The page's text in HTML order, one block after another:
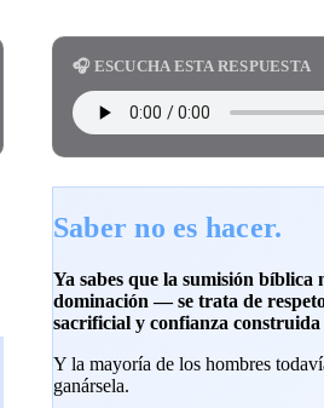
🎧 ESCUCHA ESTA RESPUESTA
Saber no es hacer.
Ya sabes que la sumisión bíblica
dominación — se trata de
sacrificial y confianza
Y la mayoría de los hombres
ganársela.